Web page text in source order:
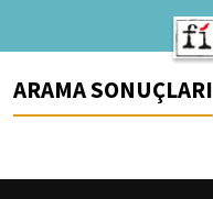
ARAMA SONUÇLARI